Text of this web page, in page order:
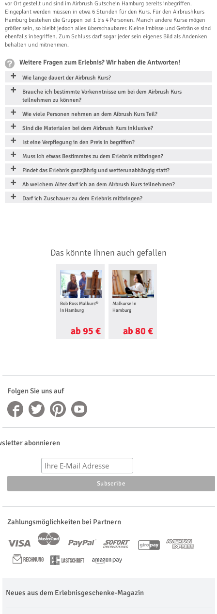
vor Ort gestellt und sind im Airbrush Gutschein Hamburg bereits inbegriffen.
Eingeplant werden müssen in etwa 6 Stunden für den Kurs. Für den Airbrushkurs
Hamburg bestehen die Gruppen bei 1 bis 4 Personen. Manch andere Kurse mögen
größer sein, so bleibt jedoch alles überschaubarer. Kleine Imbisse und Getränke sind
ebenfalls inbegriffen. Zum Schluss darf sogar jeder sein eigenes Bild als Andenken
behalten und mitnehmen.
Weitere Fragen zum Erlebnis? Wir haben die Antworten!
Wie lange dauert der Airbrush Kurs?
Brauche ich bestimmte Vorkenntnisse um bei dem Airbrush Kurs
teilnehmen zu können?
Wie viele Personen nehmen an dem Aibrush Kurs Teil?
Sind die Materialen bei dem Airbrush Kurs inklusive?
Ist eine Verpflegung in den Preis in begriffen?
Muss ich etwas Bestimmtes zu dem Erlebnis mitbringen?
Findet das Erlebnis ganzjährig und wetterunabhängig statt?
Ab welchem Alter darf ich an dem Airbrush Kurs teilnehmen?
Darf ich Zuschauer zu dem Erlebnis mitbringen?
Das könnte Ihnen auch gefallen
Bob Ross Malkurs®
in Hamburg
ab 95 €
Malkurse in
Hamburg
ab 80 €
Folgen Sie uns auf
abonnieren
Zahlungsmöglichkeiten bei Partnern
Neues aus dem Erlebnisgeschenke-Magazin